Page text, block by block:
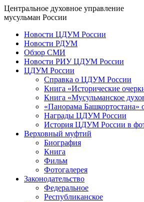
Центральное духовное управление
мусульман России
Новости ЦДУМ России
Новости РДУМ
Обзор СМИ
Новости РИУ ЦДУМ России
ЦДУМ России
Справка о ЦДУМ России
Книга «Исторические
Книга «Мусульманское
«Панорама
Награды ЦДУМ России
История ЦДУМ России в
Верховный муфтий
Биография
Книга
Фильм
Фотогалерея
Законодательство
Федеральное
Республиканское